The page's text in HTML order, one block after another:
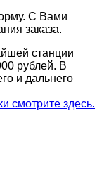
С Вами
заказа.
станции
рублей. В
и дальнего
смотрите здесь.